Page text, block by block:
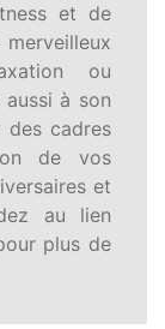
et de
ou
aussi à son
des cadres
de vos
et
au lien
plus de